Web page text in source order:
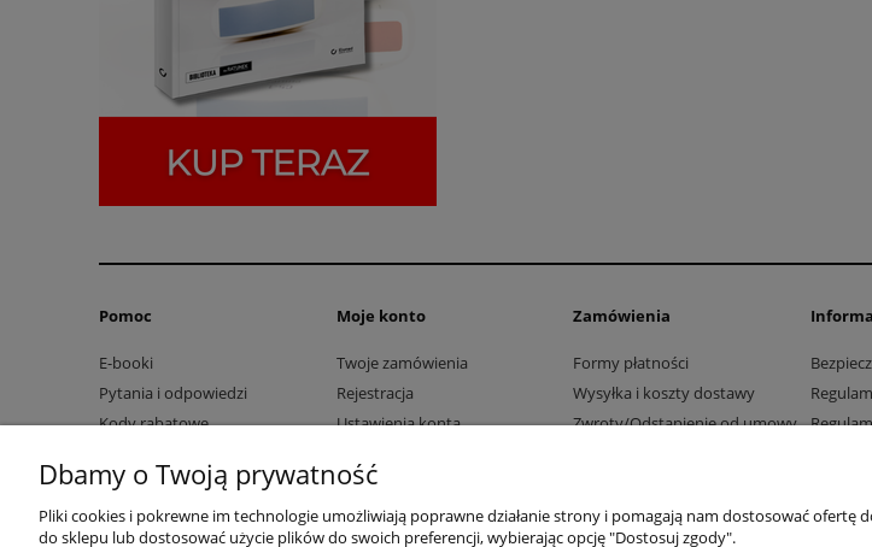
Pomoc
E-booki
Pytania i odpowiedzi
Kody rabatowe
Moje konto
Twoje zamówienia
Rejestracja
Ustawienia konta
Zamówienia
Formy płatności
Wysyłka i koszty dostawy
Zwroty/Odstąpienie od umowy
Dbamy o Twoją prywatność
Pliki cookies i pokrewne im technologie umożliwiają poprawne działanie strony i pomagają nam dostosować
do sklepu lub dostosować użycie plików do swoich preferencji, wybierając opcję "Dostosuj zgody".